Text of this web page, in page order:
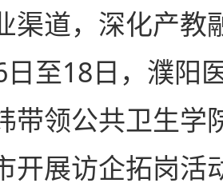
渠道，深化产教
至18日，濮阳
带领公共卫生学
开展访企拓岗活